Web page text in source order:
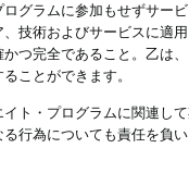
グラムに参加もせずサー
技術およびサービスに適
つ完全であること。乙は
ことができます。
ト・プログラムに関連し
行為についても責任を負